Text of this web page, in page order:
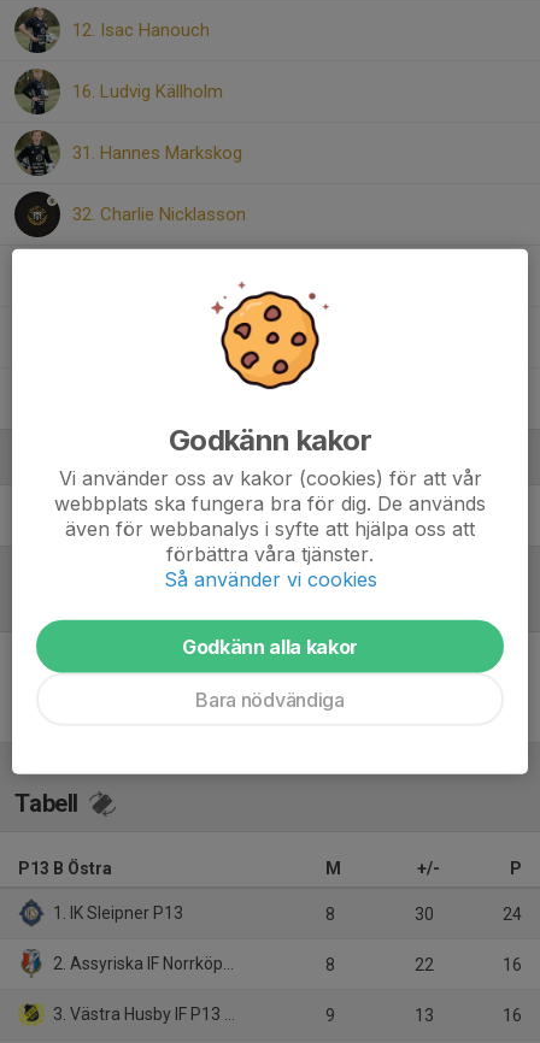
12. Isac Hanouch
16. Ludvig Källholm
31. Hannes Markskog
32. Charlie Nicklasson
Peter Källholm Huvudledare
Tabell
P13 B Östra M +/- P
1. IK Sleipner P13 8 30 24
2. Assyriska IF Norrköping 1 8 22 16
3. Västra Husby IF P13 Lag Blå 9 13 16
Godkänn kakor
Vi använder oss av kakor (cookies) för att vår
webbplats ska fungera bra för dig. De används
även för webbanalys i syfte att hjälpa oss att
förbättra våra tjänster.
Så använder vi cookies
Godkänn alla kakor
Bara nödvändiga